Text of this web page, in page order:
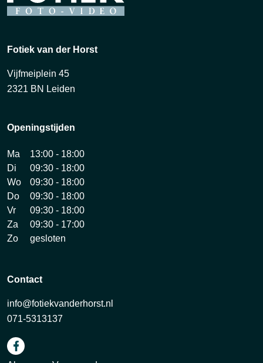
Fotiek van der Horst
Vijfmeiplein 45
2321 BN Leiden
Openingstijden
Ma
13:00 - 18:00
Di
09:30 - 18:00
Wo
09:30 - 18:00
Do
09:30 - 18:00
Vr
09:30 - 18:00
Za
09:30 - 17:00
Zo
gesloten
Contact
info@fotiekvanderhorst.nl
071-5313137